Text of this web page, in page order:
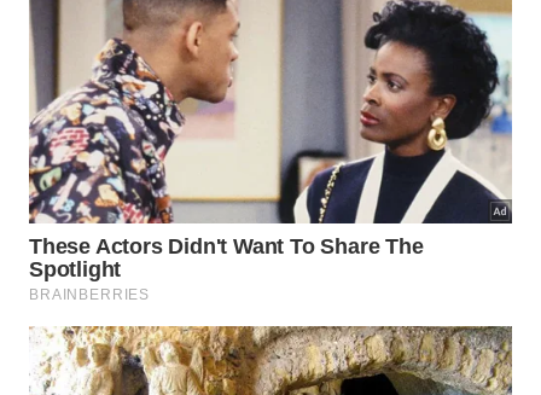
Como prevenir o retorno das bolhas
de umidade no teto?
Reparar as bolhas sem tratar a causa original da
umidade é um trabalho temporário. Para evitar que
o problema reapareça, é fundamental atacar a
origem da infiltração e adotar medidas preventivas
que mantenham o teto protegido a longo prazo.
poliuretano ou produtos acrílicos
impermeabilizantes na laje ou no telhado para criar